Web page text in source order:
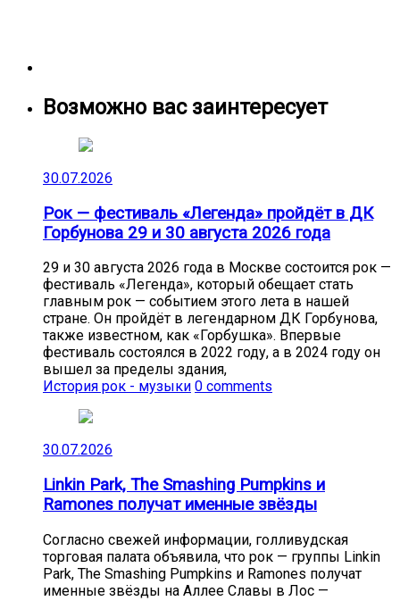
Возможно вас заинтересует
30.07.2026
Рок — фестиваль «Легенда» пройдёт в ДК
Горбунова 29 и 30 августа 2026 года
29 и 30 августа 2026 года в Москве состоится рок —
фестиваль «Легенда», который обещает стать
главным рок — событием этого лета в нашей
стране. Он пройдёт в легендарном ДК Горбунова,
также известном, как «Горбушка». Впервые
фестиваль состоялся в 2022 году, а в 2024 году он
вышел за пределы здания,
История рок - музыки 0 comments
30.07.2026
Linkin Park, The Smashing Pumpkins и
Ramones получат именные звёзды
Согласно свежей информации, голливудская
торговая палата объявила, что рок — группы Linkin
Park, The Smashing Pumpkins и Ramones получат
именные звёзды на Аллее Славы в Лос —